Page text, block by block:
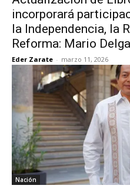
incorporará
la Independencia, la
Reforma: Mario
Eder Zarate - marzo 11, 2026
Nación